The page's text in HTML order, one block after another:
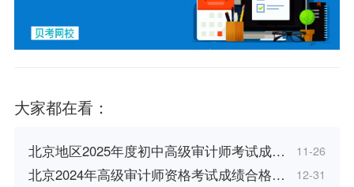
大家都在看：
北京地区2025年度初中高级审计师考试成… 11-26
北京2024年高级审计师资格考试成绩合格… 12-31